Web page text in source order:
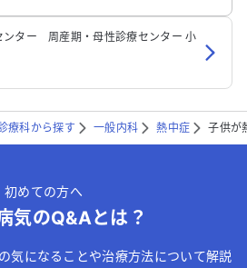
ンター 周産期・母性診療センター 小
療科から探す 一般内科 熱中症 子供が
初めての方へ
気のQ&Aとは？
気になることや治療方法について解説